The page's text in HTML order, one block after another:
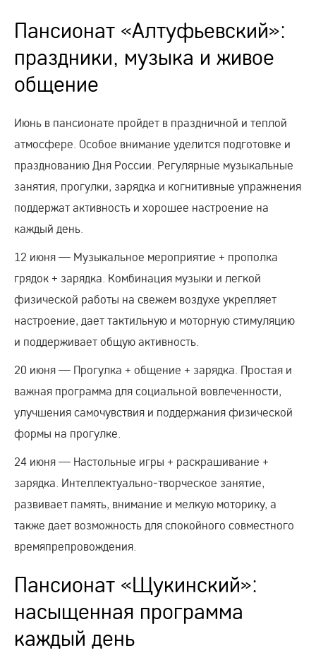
Пансионат «Алтуфьевский»:
праздники, музыка и живое
общение
Июнь в пансионате пройдет в праздничной и теплой
атмосфере. Особое внимание уделится подготовке и
празднованию Дня России. Регулярные музыкальные
занятия, прогулки, зарядка и когнитивные упражнения
поддержат активность и хорошее настроение на
каждый день.
12 июня — Музыкальное мероприятие + прополка
грядок + зарядка. Комбинация музыки и легкой
физической работы на свежем воздухе укрепляет
настроение, дает тактильную и моторную стимуляцию
и поддерживает общую активность.
20 июня — Прогулка + общение + зарядка. Простая и
важная программа для социальной вовлеченности,
улучшения самочувствия и поддержания физической
формы на прогулке.
24 июня — Настольные игры + раскрашивание +
зарядка. Интеллектуально‑творческое занятие,
развивает память, внимание и мелкую моторику, а
также дает возможность для спокойного совместного
времяпрепровождения.
Пансионат «Щукинский»:
насыщенная программа
каждый день